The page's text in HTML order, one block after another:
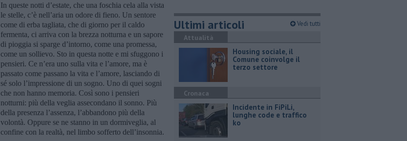
In queste notti d’estate, che una foschia cela alla vista
le stelle, c’è nell’aria un odore di fieno. Un sentore
come di erba tagliata, che di giorno per il caldo
fermenta, ci arriva con la brezza notturna e un sapore
di pioggia si sparge d’intorno, come una promessa,
come un sollievo. Sto in questa notte e mi sfuggono i
pensieri. Ce n’era uno sulla vita e l’amore, ma è
passato come passano la vita e l’amore, lasciando di
sé solo l’impressione di un sogno. Uno di quei sogni
che non hanno memoria. Così sono i pensieri
notturni: più della veglia assecondano il sonno. Più
della presenza l’assenza, l’abbandono più della
volontà. Oppure se ne stanno in un dormiveglia, al
confine con la realtà, nel limbo sofferto dell’insonnia.
Ultimi articoli Vedi tutti
Attualità
​Housing sociale, il
Comune coinvolge il
terzo settore
Cronaca
Incidente in FiPiLi,
lunghe code e traffico
ko